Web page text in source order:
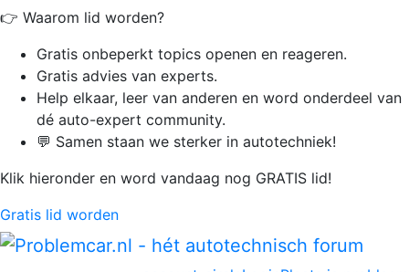
👉 Waarom lid worden?
Gratis onbeperkt topics openen en reageren.
Gratis advies van experts.
Help elkaar, leer van anderen en word onderdeel van
dé auto-expert community.
💬 Samen staan we sterker in autotechniek!
Klik hieronder en word vandaag nog GRATIS lid!
Gratis lid worden